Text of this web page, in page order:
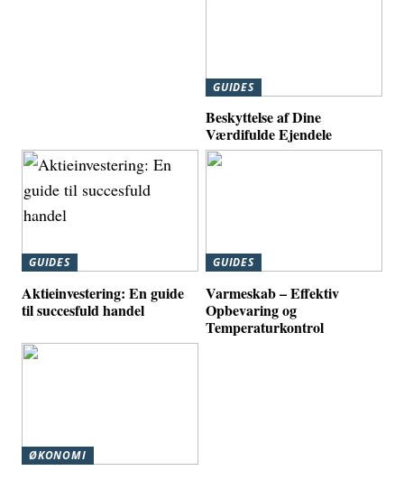
GUIDES
Beskyttelse af Dine
Værdifulde Ejendele
GUIDES
Aktieinvestering: En guide
til succesfuld handel
GUIDES
Varmeskab – Effektiv
Opbevaring og
Temperaturkontrol
ØKONOMI